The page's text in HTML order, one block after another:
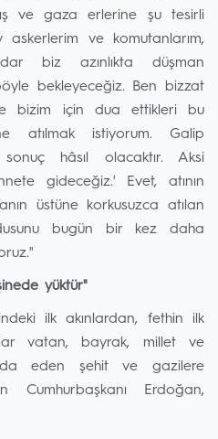
ve gaza erlerine şu tesirli
ve komutanlarım,
biz azınlıkta düşman
bekleyeceğiz. Ben bizzat
bizim için dua ettikleri bu
atılmak istiyorum. Galip
hâsıl olacaktır. Aksi
gideceğiz.' Evet, atının
üstüne korkusuzca atılan
bugün bir kez daha
yüktür"
ilk akınlardan, fethin ilk
vatan, bayrak, millet ve
eden şehit ve gazilere
Cumhurbaşkanı Erdoğan,